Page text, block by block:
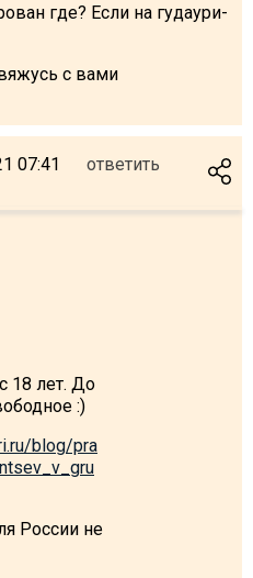
где? Если на гудаури-
с вами
07:41 ответить
18 лет. До
:)
blog/pra
России не